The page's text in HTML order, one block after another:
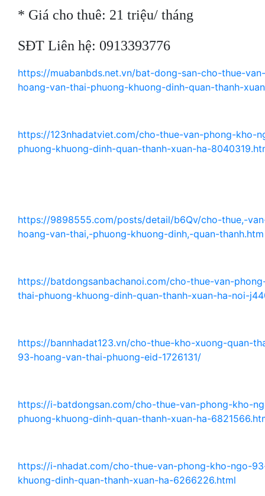
* Giá cho thuê: 21 triệu/ tháng
SĐT Liên hệ: 0913393776
https://muabanbds.net.vn/bat-dong-san-cho-thue-
hoang-van-thai-phuong-khuong-dinh-quan-thanh-
https://123nhadatviet.com/cho-thue-van-phong-kho-
phuong-khuong-dinh-quan-thanh-xuan-ha-
https://9898555.com/posts/detail/b6Qv/cho-thue,-
hoang-van-thai,-phuong-khuong-dinh,-quan-thanh.htm
https://batdongsanbachanoi.com/cho-thue-van-
thai-phuong-khuong-dinh-quan-thanh-xuan-ha-noi-
https://bannhadat123.vn/cho-thue-kho-xuong-quan-
93-hoang-van-thai-phuong-eid-1726131/
https://i-batdongsan.com/cho-thue-van-phong-kho-
phuong-khuong-dinh-quan-thanh-xuan-ha-
https://i-nhadat.com/cho-thue-van-phong-kho-ngo-
khuong-dinh-quan-thanh-xuan-ha-6266226.html